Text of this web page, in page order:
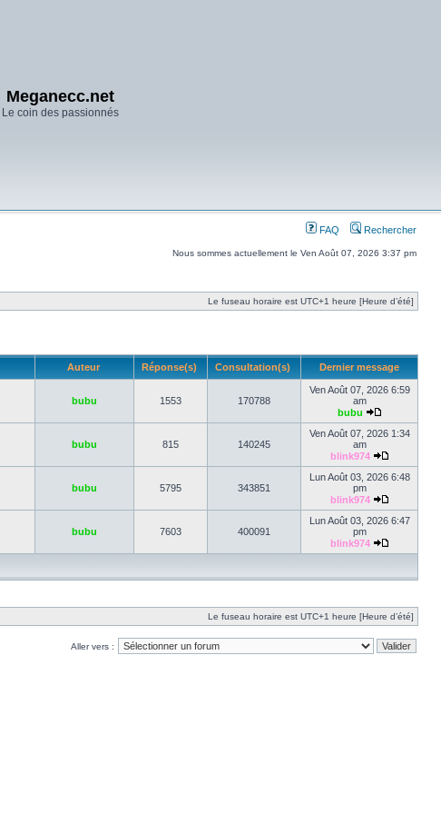
Meganecc.net
Le coin des passionnés
FAQ Rechercher
Nous sommes actuellement le Ven Août 07, 2026 3:37 pm
Le fuseau horaire est UTC+1 heure [Heure d’été]
Auteur Réponse(s) Consultation(s) Dernier message
bubu 1553 170788
Ven Août 07, 2026 6:59
am
bubu
bubu 815 140245
Ven Août 07, 2026 1:34
am
blink974
bubu 5795 343851
Lun Août 03, 2026 6:48
pm
blink974
bubu 7603 400091
Lun Août 03, 2026 6:47
pm
blink974
Le fuseau horaire est UTC+1 heure [Heure d’été]
Aller vers :